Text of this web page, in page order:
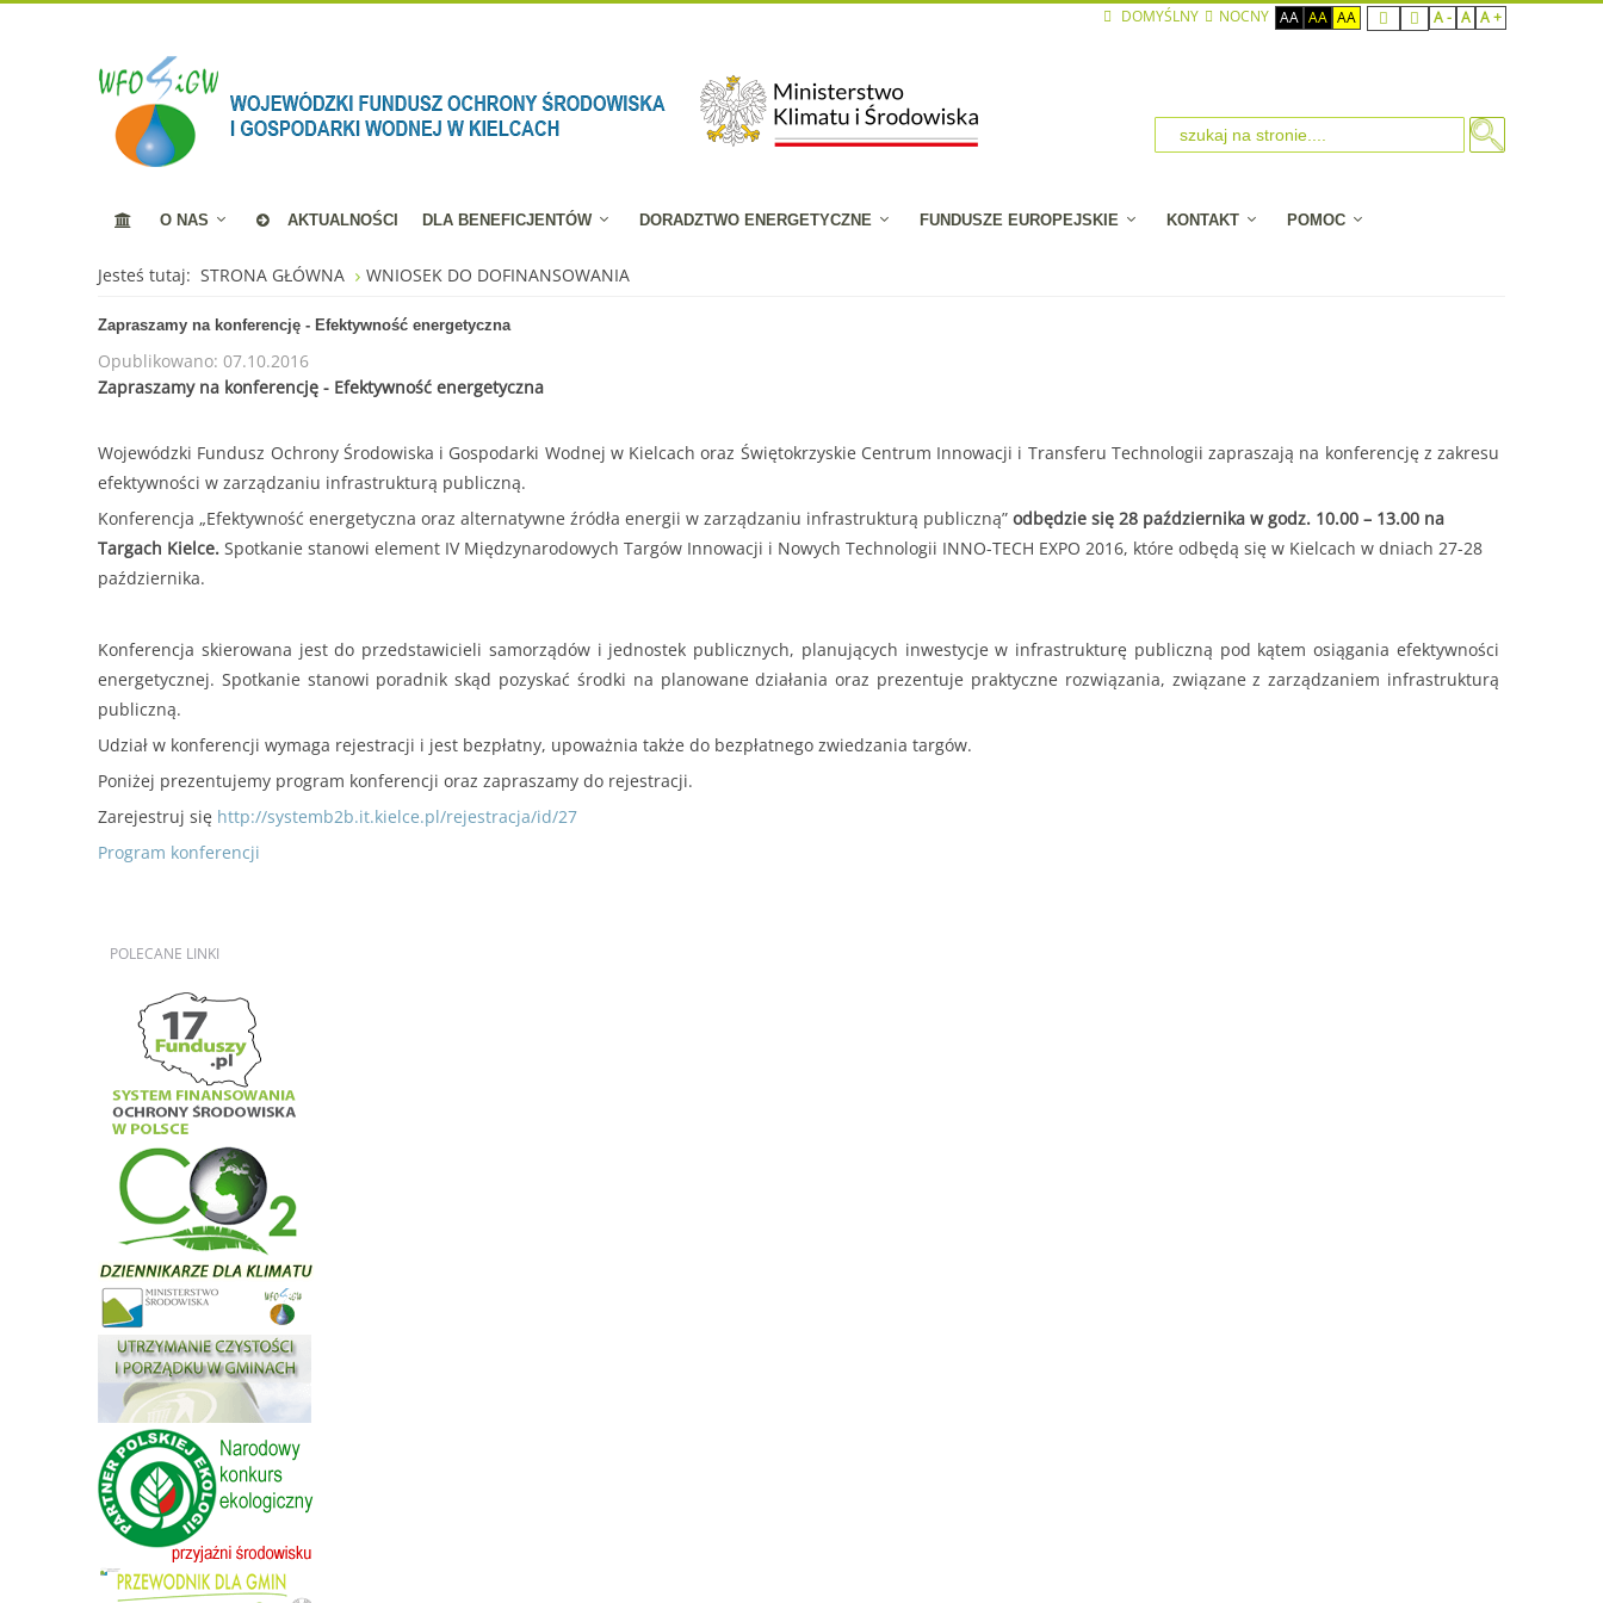
DOMYŚLNY NOCNY AA AA AA A - A A +
O NAS AKTUALNOŚCI DLA BENEFICJENTÓW DORADZTWO ENERGETYCZNE FUNDUSZE EUROPEJSKIE KONTAKT POMOC
Jesteś tutaj: STRONA GŁÓWNA WNIOSEK DO DOFINANSOWANIA
Zapraszamy na konferencję - Efektywność energetyczna
Opublikowano: 07.10.2016
Zapraszamy na konferencję - Efektywność energetyczna
Wojewódzki Fundusz Ochrony Środowiska i Gospodarki Wodnej w Kielcach oraz Świętokrzyskie Centrum Innowacji i Transferu Technologii zapraszają na konferencję z zakresu
efektywności w zarządzaniu infrastrukturą publiczną.
Konferencja „Efektywność energetyczna oraz alternatywne źródła energii w zarządzaniu infrastrukturą publiczną” odbędzie się 28 października w godz. 10.00 – 13.00 na
Targach Kielce. Spotkanie stanowi element IV Międzynarodowych Targów Innowacji i Nowych Technologii INNO-TECH EXPO 2016, które odbędą się w Kielcach w dniach 27-28
października.
Konferencja skierowana jest do przedstawicieli samorządów i jednostek publicznych, planujących inwestycje w infrastrukturę publiczną pod kątem osiągania efektywności
energetycznej. Spotkanie stanowi poradnik skąd pozyskać środki na planowane działania oraz prezentuje praktyczne rozwiązania, związane z zarządzaniem infrastrukturą
publiczną.
Udział w konferencji wymaga rejestracji i jest bezpłatny, upoważnia także do bezpłatnego zwiedzania targów.
Poniżej prezentujemy program konferencji oraz zapraszamy do rejestracji.
Zarejestruj się http://systemb2b.it.kielce.pl/rejestracja/id/27
Program konferencji
POLECANE LINKI